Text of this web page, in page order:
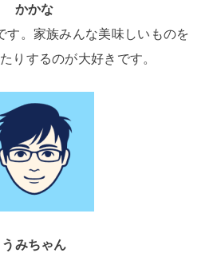
かかな
す。家族みんな美味しいものを
りするのが大好きです。
うみちゃん